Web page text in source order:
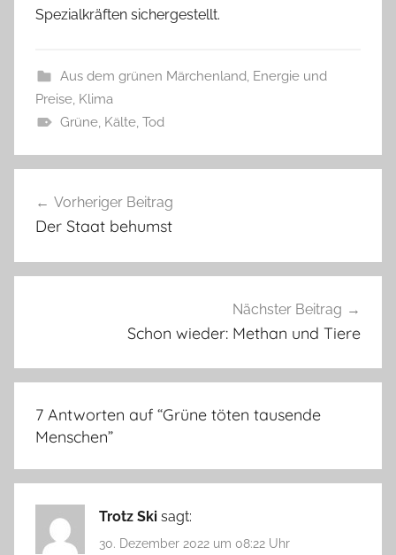
Spezialkräften sichergestellt.
Aus dem grünen Märchenland, Energie und
Preise, Klima
Grüne, Kälte, Tod
Vorheriger Beitrag
Der Staat behumst
Nächster Beitrag
Schon wieder: Methan und Tiere
7 Antworten auf “Grüne töten tausende
Menschen”
Trotz Ski sagt:
30. Dezember 2022 um 08:22 Uhr